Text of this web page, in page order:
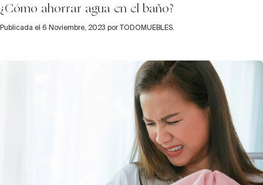
¿Cómo ahorrar agua en el baño?
Publicada el 6 Noviembre, 2023 por TODOMUEBLES.